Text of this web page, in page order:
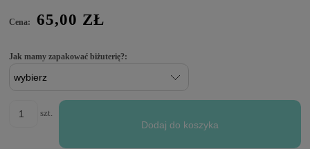
Cena: 65,00 ZŁ
Jak mamy zapakować biżuterię?:
szt.
Dodaj do koszyka